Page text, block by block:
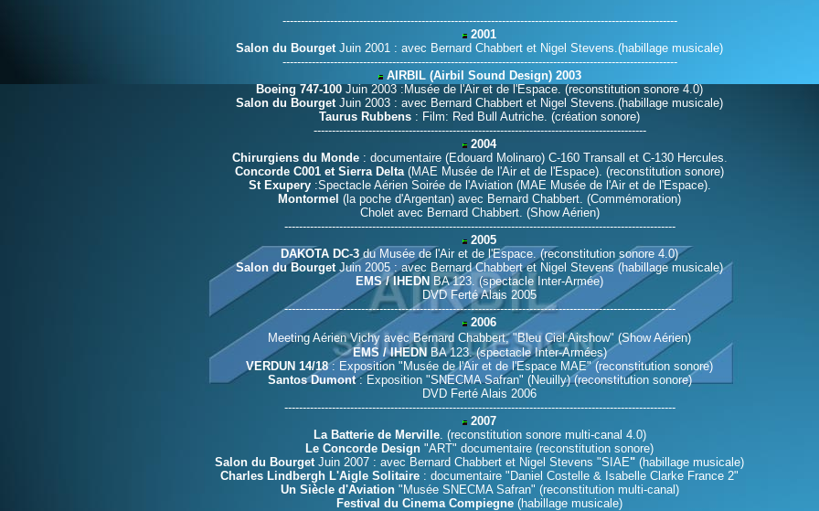
------------------------------------------------------------------------------------------------------------
2001
Salon du BourgetJuin 2001 : avec Bernard Chabbert et Nigel Stevens.(habillage musicale)
------------------------------------------------------------------------------------------------------------
AIRBIL (Airbil Sound Design) 2003
Boeing 747-100 Juin 2003 :Musée de l'Air et de l'Espace. (reconstitution sonore 4.0)
Salon du BourgetJuin 2003 : avec Bernard Chabbert et Nigel Stevens.(habillage musicale)
Taurus Rubbens : Film: Red Bull Autriche. (création sonore)
-------------------------------------------------------------------------------------------
2004
Chirurgiens du Monde: documentaire (Edouard Molinaro) C-160 Transall et C-130 Hercules.
Concorde C001 et Sierra Delta(MAE Musée de l'Air et de l'Espace). (reconstitution sonore)
St Exupery:Spectacle Aérien Soirée de l'Aviation (MAE Musée de l'Air et de l'Espace).
Montormel (la poche d'Argentan) avec Bernard Chabbert. (Commémoration)
Cholet avec Bernard Chabbert. (Show Aérien)
-----------------------------------------------------------------------------------------------------------
2005
DAKOTA DC-3 du Musée de l'Air et de l'Espace. (reconstitution sonore 4.0)
Salon du BourgetJuin 2005 : avec Bernard Chabbert et Nigel Stevens (habillage musicale)
EMS / IHEDN BA 123. (spectacle Inter-Armée)
DVD Ferté Alais 2005
-----------------------------------------------------------------------------------------------------------
2006
Meeting Aérien Vichy avec Bernard Chabbert, "Bleu Ciel Airshow" (Show Aérien)
EMS / IHEDN BA 123. (spectacle Inter-Armées)
VERDUN 14/18: Exposition "Musée de l'Air et de l'Espace MAE" (reconstitution sonore)
Santos Dumont: Exposition "SNECMA Safran" (Neuilly) (reconstitution sonore)
DVD Ferté Alais 2006
-----------------------------------------------------------------------------------------------------------
2007
La Batterie de Merville. (reconstitution sonore multi-canal 4.0)
Le Concorde Design "ART" documentaire (reconstitution sonore)
Salon du BourgetJuin 2007 : avec Bernard Chabbert et Nigel Stevens "SIAE" (habillage musicale)
Charles Lindbergh L'Aigle Solitaire : documentaire "Daniel Costelle & Isabelle Clarke France 2"
Un Siècle d'Aviation"Musée SNECMA Safran" (reconstitution multi-canal)
Festival du Cinema Compiegne (habillage musicale)